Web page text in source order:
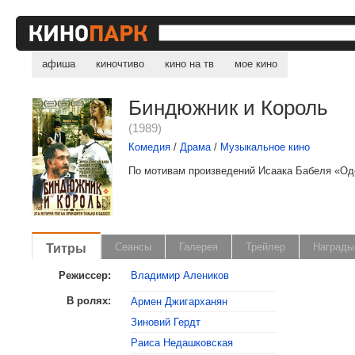
афиша киночтиво кино на тв мое кино
Биндюжник и Король
(1989)
Комедия /Драма/ Музыкальное кино
По мотивам произведений Исаака Бабеля
Титры Сеансы Галерея Трейлер Награды
Режиссер: Владимир Алеников
В ролях:
Армен Джигарханян
Зиновий Гердт
Раиса Недашковская